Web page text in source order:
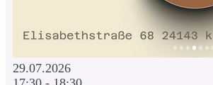
29.07.2026